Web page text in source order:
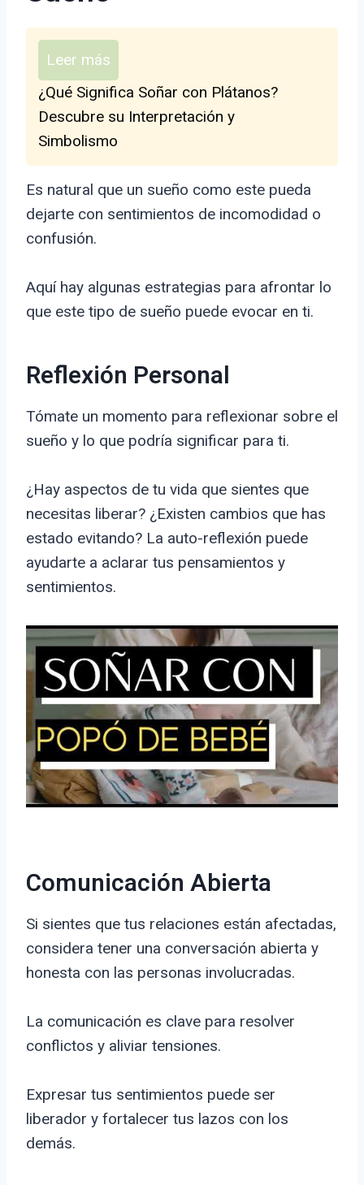
Leer más
¿Qué Significa Soñar con Plátanos?
Descubre su Interpretación y
Simbolismo
Es natural que un sueño como este pueda
dejarte con sentimientos de incomodidad o
confusión.
Aquí hay algunas estrategias para afrontar lo
que este tipo de sueño puede evocar en ti.
Reflexión Personal
Tómate un momento para reflexionar sobre el
sueño y lo que podría significar para ti.
¿Hay aspectos de tu vida que sientes que
necesitas liberar? ¿Existen cambios que has
estado evitando? La auto-reflexión puede
ayudarte a aclarar tus pensamientos y
sentimientos.
Comunicación Abierta
Si sientes que tus relaciones están afectadas,
considera tener una conversación abierta y
honesta con las personas involucradas.
La comunicación es clave para resolver
conflictos y aliviar tensiones.
Expresar tus sentimientos puede ser
liberador y fortalecer tus lazos con los
demás.